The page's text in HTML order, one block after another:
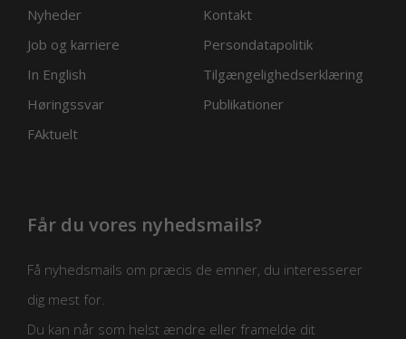
Nyheder
Kontakt
Job og karriere
Persondatapolitik
In English
Tilgængelighedserklæring
Høringssvar
Publikationer
FAktuelt
Får du vores nyhedsmails?
Få nyhedsmails om præcis de emner, du interesserer
dig mest for.
Du kan når som helst ændre eller framelde dit